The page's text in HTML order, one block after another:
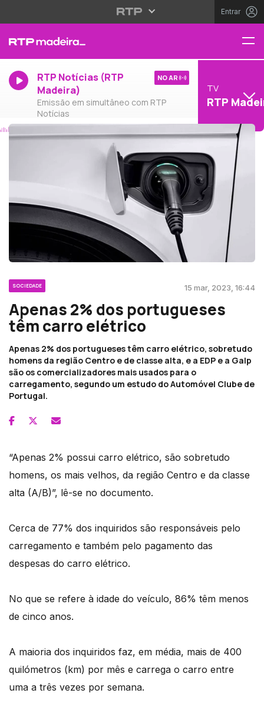
Entrar
RTP Notícias (RTP
Madeira)
Emissão em simultâneo com RTP
Notícias
NO AR
TV
RTP
SOCIEDADE 15 mar, 2023, 16:44
Apenas 2% dos portugueses
têm carro elétrico
Apenas 2% dos portugueses têm carro elétrico, sobretudo
homens da região Centro e de classe alta, e a EDP e a Galp
são os comercializadores mais usados para o
carregamento, segundo um estudo do Automóvel Clube de
Portugal.
“Apenas 2% possui carro elétrico, são sobretudo
homens, os mais velhos, da região Centro e da classe
alta (A/B)”, lê-se no documento.
Cerca de 77% dos inquiridos são responsáveis pelo
carregamento e também pelo pagamento das
despesas do carro elétrico.
No que se refere à idade do veículo, 86% têm menos
de cinco anos.
A maioria dos inquiridos faz, em média, mais de 400
quilómetros (km) por mês e carrega o carro entre
uma a três vezes por semana.